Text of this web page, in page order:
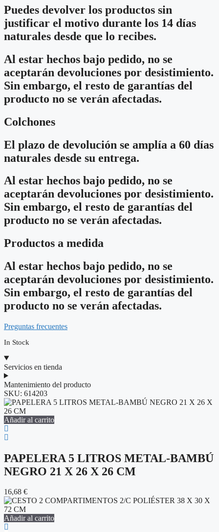
Puedes devolver los productos sin
justificar el motivo durante los 14 días
naturales desde que lo recibes.
Al estar hechos bajo pedido, no se
aceptarán devoluciones por desistimiento.
Sin embargo, el resto de garantías del
producto no se verán afectadas.
Colchones
El plazo de devolución se amplía a 60 días
naturales desde su entrega.
Al estar hechos bajo pedido, no se
aceptarán devoluciones por desistimiento.
Sin embargo, el resto de garantías del
producto no se verán afectadas.
Productos a medida
Al estar hechos bajo pedido, no se
aceptarán devoluciones por desistimiento.
Sin embargo, el resto de garantías del
producto no se verán afectadas.
Preguntas frecuentes
In Stock
Servicios en tienda
Mantenimiento del producto
SKU: 614203
Añadir al carrito
PAPELERA 5 LITROS METAL-BAMBÚ
NEGRO 21 X 26 X 26 CM
16,68 €
Añadir al carrito